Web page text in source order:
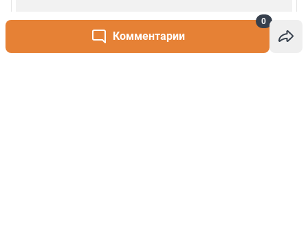
Комментарии
0